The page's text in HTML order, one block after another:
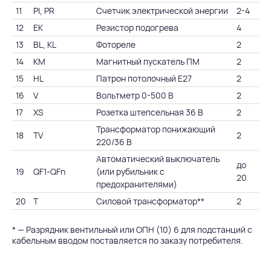
11 PI, PR Счетчик электрической энергии
2-4
12
EK Резистор подогрева
4
13
BL, KL Фотореле
2
14
KM Магнитный пускатель ПМ
2
15
HL Патрон потолочный Е27
2
16
V Вольтметр 0-500 В
2
17
XS Розетка штепсельная 36 В
2
18
TV
Трансформатор понижающий
220/36 В
2
19 QF1-QFn
Автоматический выключатель
(или рубильник с
предохранителями)
до
20
20 T Силовой трансформатор** 2
* — Разрядник вентильный или ОПН (10) 6 для подстанций с
кабельным вводом поставляется по заказу потребителя.